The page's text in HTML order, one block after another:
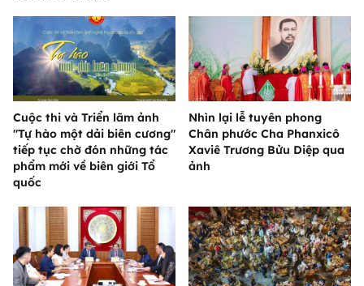
Cuộc thi và Triển lãm ảnh
"Tự hào một dải biên cương"
tiếp tục chờ đón những tác
phẩm mới về biên giới Tổ
quốc
Nhìn lại lễ tuyên phong
Chân phước Cha Phanxicô
Xaviê Trương Bửu Diệp qua
ảnh